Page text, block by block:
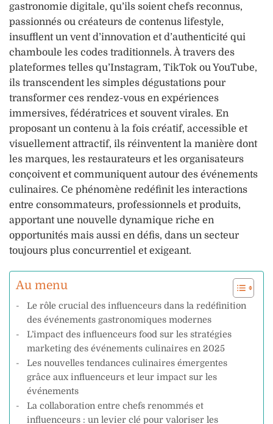
gastronomie digitale, qu’ils soient chefs reconnus,
passionnés ou créateurs de contenus lifestyle,
insufflent un vent d’innovation et d’authenticité qui
chamboule les codes traditionnels. À travers des
plateformes telles qu’Instagram, TikTok ou YouTube,
ils transcendent les simples dégustations pour
transformer ces rendez-vous en expériences
immersives, fédératrices et souvent virales. En
proposant un contenu à la fois créatif, accessible et
visuellement attractif, ils réinventent la manière dont
les marques, les restaurateurs et les organisateurs
conçoivent et communiquent autour des événements
culinaires. Ce phénomène redéfinit les interactions
entre consommateurs, professionnels et produits,
apportant une nouvelle dynamique riche en
opportunités mais aussi en défis, dans un secteur
toujours plus concurrentiel et exigeant.
Au menu
Le rôle crucial des influenceurs dans la redéfinition
des événements gastronomiques modernes
L’impact des influenceurs food sur les stratégies
marketing des événements culinaires en 2025
Les nouvelles tendances culinaires émergentes
grâce aux influenceurs et leur impact sur les
événements
La collaboration entre chefs renommés et
influenceurs : un levier clé pour valoriser les